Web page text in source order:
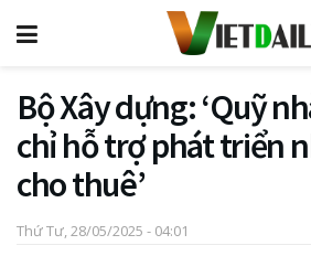
Bộ Xây dựng: ‘Quỹ
chỉ hỗ trợ phát triển
cho thuê’
Thứ Tư, 28/05/2025 - 04:01